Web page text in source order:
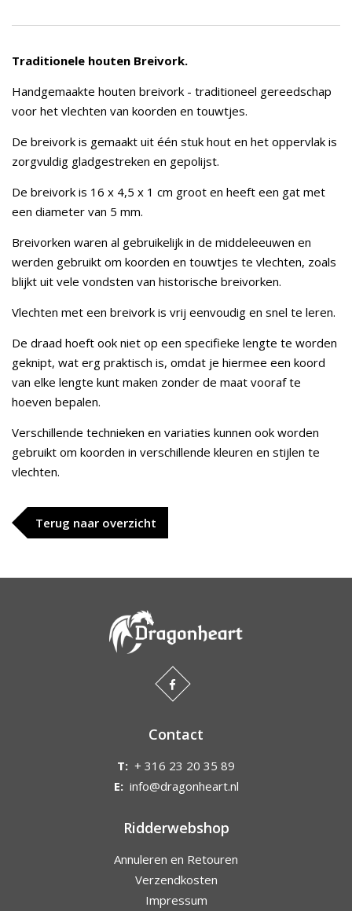
Traditionele houten Breivork.
Handgemaakte houten breivork - traditioneel gereedschap
voor het vlechten van koorden en touwtjes.
De breivork is gemaakt uit één stuk hout en het oppervlak is
zorgvuldig gladgestreken en gepolijst.
De breivork is 16 x 4,5 x 1 cm groot en heeft een gat met
een diameter van 5 mm.
Breivorken waren al gebruikelijk in de middeleeuwen en
werden gebruikt om koorden en touwtjes te vlechten, zoals
blijkt uit vele vondsten van historische breivorken.
Vlechten met een breivork is vrij eenvoudig en snel te leren.
De draad hoeft ook niet op een specifieke lengte te worden
geknipt, wat erg praktisch is, omdat je hiermee een koord
van elke lengte kunt maken zonder de maat vooraf te
hoeven bepalen.
Verschillende technieken en variaties kunnen ook worden
gebruikt om koorden in verschillende kleuren en stijlen te
vlechten.
Terug naar overzicht
Contact
T: + 316 23 20 35 89
E: info@dragonheart.nl
Ridderwebshop
Annuleren en Retouren
Verzendkosten
Impressum